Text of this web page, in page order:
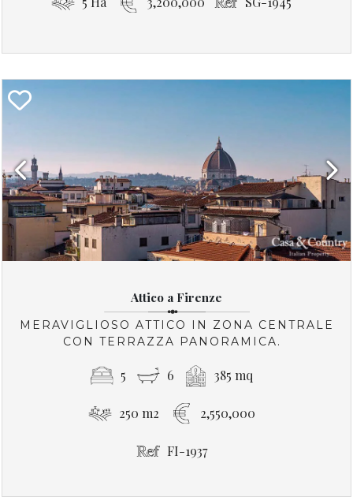
Previous Next
Attico a Firenze
MERAVIGLIOSO ATTICO IN ZONA CENTRALE
CON TERRAZZA PANORAMICA.
5 6 385 mq
250 m2 2,550,000
FI-1937